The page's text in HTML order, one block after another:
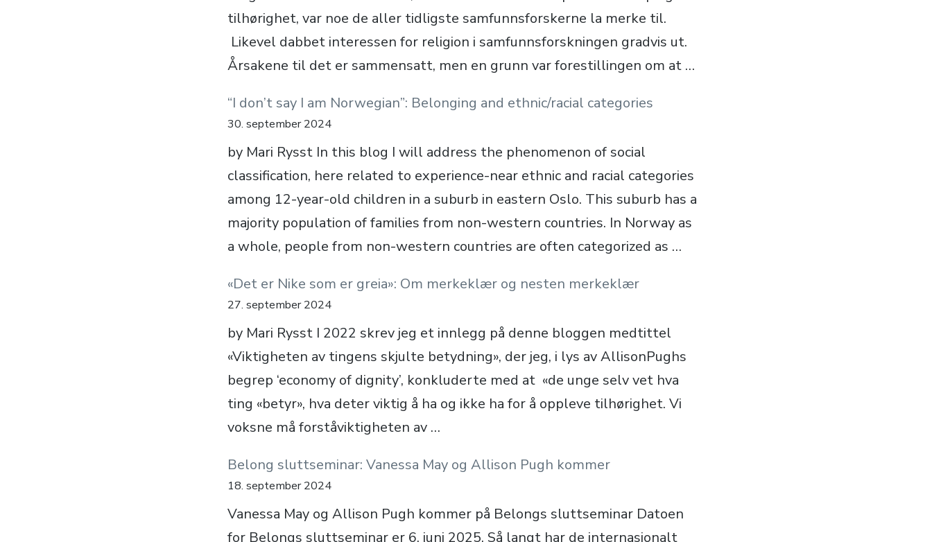
tilhørighet, var noe de aller tidligste samfunnsforskerne la merke til.
Likevel dabbet interessen for religion i samfunnsforskningen gradvis ut.
Årsakene til det er sammensatt, men en grunn var forestillingen om at …
“I don’t say I am Norwegian”: Belonging and ethnic/racial categories
30. september 2024
by Mari Rysst In this blog I will address the phenomenon of social
classification, here related to experience-near ethnic and racial categories
among 12-year-old children in a suburb in eastern Oslo. This suburb has a
majority population of families from non-western countries. In Norway as
a whole, people from non-western countries are often categorized as …
«Det er Nike som er greia»: Om merkeklær og nesten merkeklær
27. september 2024
by Mari Rysst I 2022 skrev jeg et innlegg på denne bloggen medtittel
«Viktigheten av tingens skjulte betydning», der jeg, i lys av AllisonPughs
begrep ‘economy of dignity’, konkluderte med at «de unge selv vet hva
ting «betyr», hva deter viktig å ha og ikke ha for å oppleve tilhørighet. Vi
voksne må forståviktigheten av …
Belong sluttseminar: Vanessa May og Allison Pugh kommer
18. september 2024
Vanessa May og Allison Pugh kommer på Belongs sluttseminar Datoen
for Belongs sluttseminar er 6. juni 2025. Så langt har de internasjonalt